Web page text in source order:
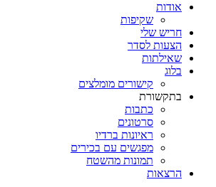
אודות
שקיפות
חריש שלי
הצעות לסדר
שאילתות
בלוג
קישורים מומלצים
בתקשורת
כתבות
סרטונים
ראיונות ברדיו
מפגשים עם בכירים
תמונות מהשטח
הרצאות